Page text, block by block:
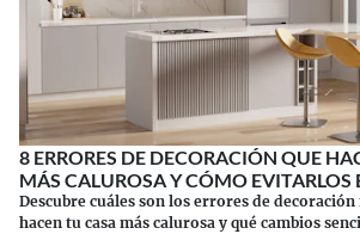
8 ERRORES DE DECORACIÓN QUE
MÁS CALUROSA Y CÓMO EVITARLOS
Descubre cuáles son los errores de decoración
hacen tu casa más calurosa y qué cambios